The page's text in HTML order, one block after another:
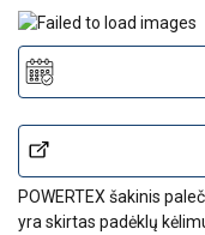
POWERTEX šakinis
yra skirtas padėklų